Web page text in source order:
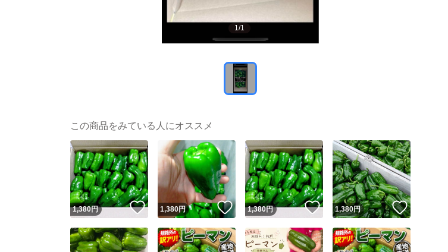
1/1
この商品をみている人にオススメ
1,380円 いいね！
1,380円 いいね！
1,380円 いいね！
1,380円 いいね！